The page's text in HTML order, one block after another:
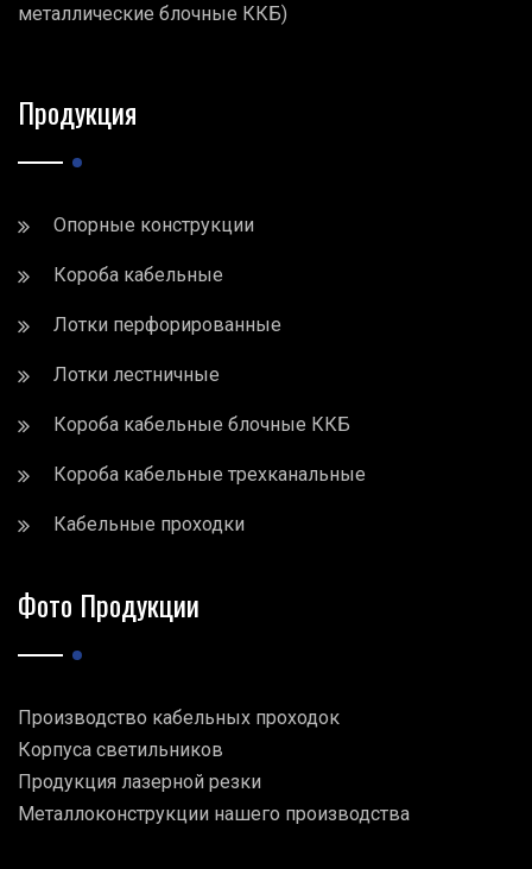
металлические блочные ККБ)
Продукция
Опорные конструкции
Короба кабельные
Лотки перфорированные
Лотки лестничные
Короба кабельные блочные ККБ
Короба кабельные трехканальные
Кабельные проходки
Фото Продукции
Производство кабельных проходок
Корпуса светильников
Продукция лазерной резки
Металлоконструкции нашего производства